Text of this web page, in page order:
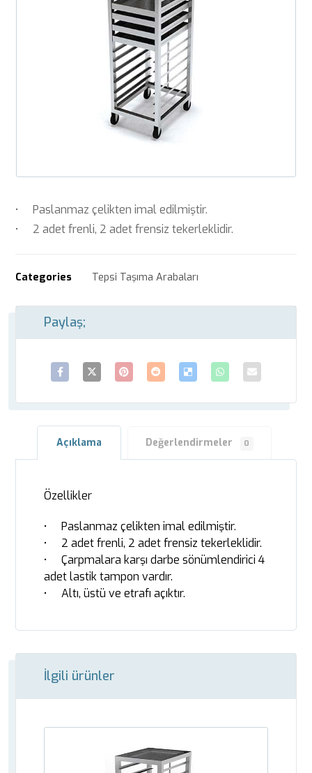
• Paslanmaz çelikten imal edilmiştir.
• 2 adet frenli, 2 adet frensiz tekerleklidir.
Categories Tepsi Taşıma Arabaları
Açıklama Değerlendirmeler 0
Özellikler
• Paslanmaz çelikten imal edilmiştir.
• 2 adet frenli, 2 adet frensiz tekerleklidir.
• Çarpmalara karşı darbe sönümlendirici 4
adet lastik tampon vardır.
• Altı, üstü ve etrafı açıktır.
İlgili ürünler